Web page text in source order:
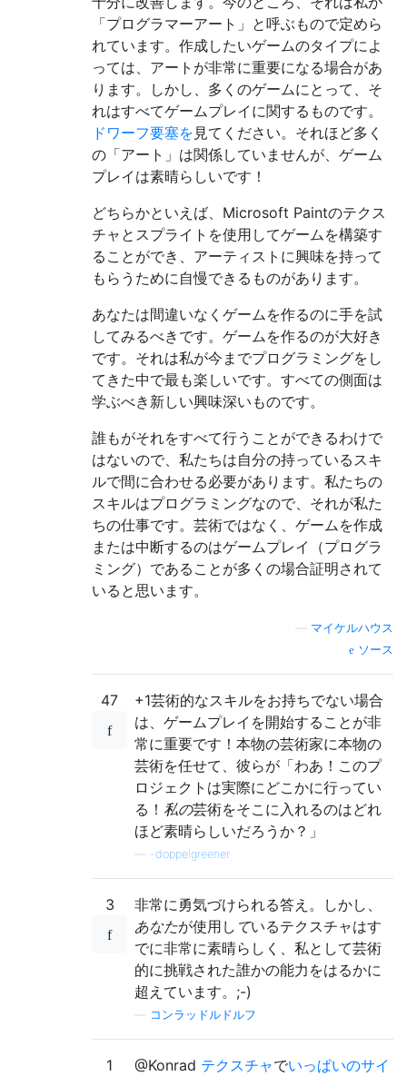
「プログラマーアート」と呼ぶもので定めら
れています。作成したいゲームのタイプによ
っては、アートが非常に重要になる場合があ
ります。しかし、多くのゲームにとって、そ
れはすべてゲームプレイに関するものです。
ドワーフ要塞を 見てください。それほど多く
の「アート」は関係していませんが、ゲーム
プレイは素晴らしいです！
どちらかといえば、Microsoft Paintのテクス
チャとスプライトを使用してゲームを構築す
ることができ、アーティストに興味を持って
もらうために自慢できるものがあります。
あなたは間違いなくゲームを作るのに手を試
してみるべきです。ゲームを作るのが大好き
です。それは私が今までプログラミングをし
てきた中で最も楽しいです。すべての側面は
学ぶべき新しい興味深いものです。
誰もがそれをすべて行うことができるわけで
はないので、私たちは自分の持っているスキ
ルで間に合わせる必要があります。私たちの
スキルはプログラミングなので、それが私た
ちの仕事です。芸術ではなく、ゲームを作成
または中断するのはゲームプレイ（プログラ
ミング）であることが多くの場合証明されて
いると思います。
マイケルハウス
ソース
47
+1芸術的なスキルをお持ちでない場合
は、ゲームプレイを開始することが非
常に重要です！本物の芸術家に本物の
芸術を任せて、彼らが「わあ！このプ
ロジェクトは実際にどこかに行ってい
る！ 私の芸術をそこに入れるのはどれ
ほど素晴らしいだろうか？」
-doppelgreener
3
非常に勇気づけられる答え。しかし、
あなたが使用し ているテクスチャはす
でに非常に素晴らしく、私として芸術
的に挑戦された誰かの能力をはるかに
超えています。;-)
コンラッドルドルフ
1 @Konrad テクスチャでいっぱいのサイ